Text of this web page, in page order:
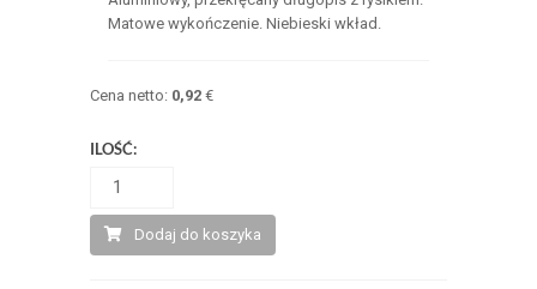
Matowe wykończenie. Niebieski wkład.
Cena netto: 0,92€
ILOŚĆ:
Dodaj do koszyka